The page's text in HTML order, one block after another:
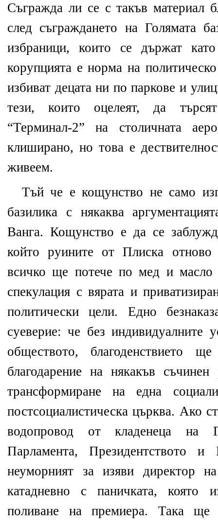
Съгражда ли се с такъв материал
след съграждането на Голямата
избраници, които се държат
корупцията е норма на
избиват децата ни по паркове и
тези, които оцелеят, да
“Терминал-2” на столичната
клиширано, но това е
живеем.
Тъй че е кощунство не само
базилика с някаква
Ванга. Кощунство е да се
който руините от Плиска отново
всичко ще потече по мед и масло
спекулация с вярата и
политически цели. Едно
суеверие: че без индивидуалните
обществото, благоденствието
благодарение на някакъв
трансформиране на една
постсоциалистическа църква. Ако
водопровод от кладенеца на
Парламента, Президентството
неуморният за изяви
катадневно с паничката, която
поливане на премиера. Така